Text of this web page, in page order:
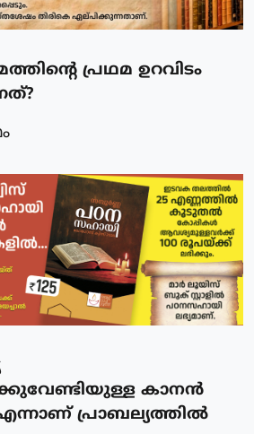
പ്രഥമ ഉറവിടം
കാനൻ
പ്രാബല്യത്തിൽ